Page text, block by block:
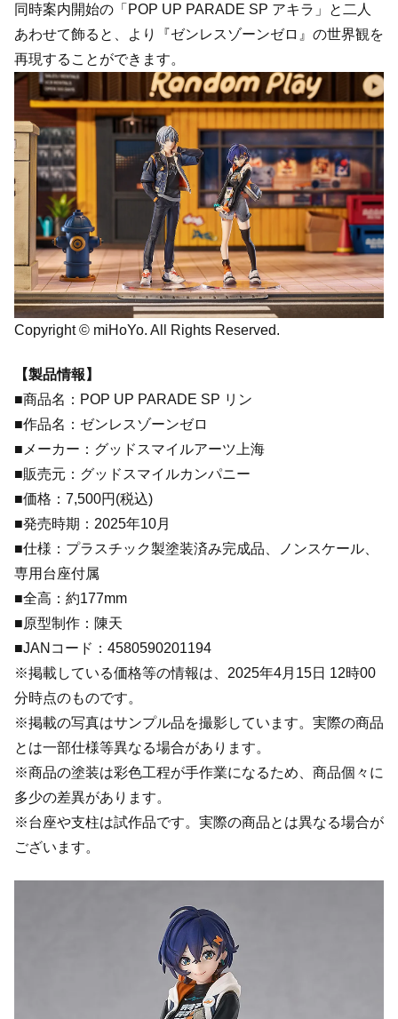
同時案内開始の「POP UP PARADE SP アキラ」と二人
あわせて飾ると、より『ゼンレスゾーンゼロ』の世界観を
再現することができます。
Copyright © miHoYo. All Rights Reserved.
【製品情報】
■商品名：POP UP PARADE SP リン
■作品名：ゼンレスゾーンゼロ
■メーカー：グッドスマイルアーツ上海
■販売元：グッドスマイルカンパニー
■価格：7,500円(税込)
■発売時期：2025年10月
■仕様：プラスチック製塗装済み完成品、ノンスケール、
専用台座付属
■全高：約177mm
■原型制作：陳天
■JANコード：4580590201194
※掲載している価格等の情報は、2025年4月15日 12時00
分時点のものです。
※掲載の写真はサンプル品を撮影しています。実際の商品
とは一部仕様等異なる場合があります。
※商品の塗装は彩色工程が手作業になるため、商品個々に
多少の差異があります。
※台座や支柱は試作品です。実際の商品とは異なる場合が
ございます。